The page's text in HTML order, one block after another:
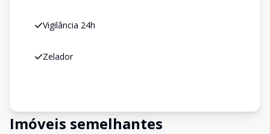
Vigilância 24h
Zelador
Imóveis semelhantes